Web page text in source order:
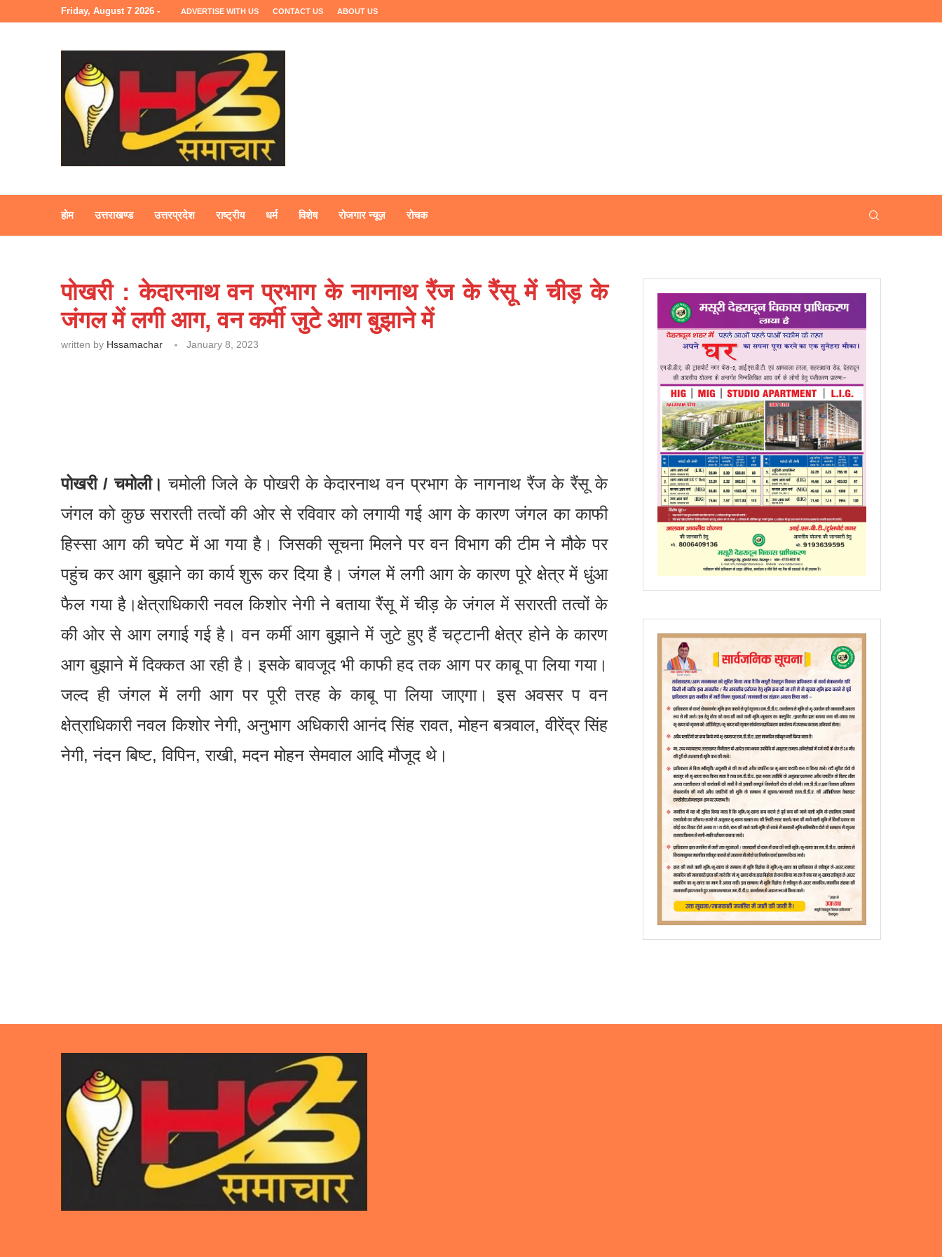
Friday, August 7 2026 - ADVERTISE WITH US CONTACT US ABOUT US
होम उत्तराखण्ड उत्तरप्रदेश राष्ट्रीय धर्म विशेष रोजगार न्यूज़ रोचक
पोखरी : केदारनाथ वन प्रभाग के नागनाथ रैंज के रैंसू में चीड़ के
जंगल में लगी आग, वन कर्मी जुटेे आग बुझाने में
written by Hssamachar January 8, 2023
पोखरी / चमोली। चमोली जिले के पोखरी के केदारनाथ वन प्रभाग के नागनाथ रैंज के रैंसू के
जंगल को कुछ सरारती तत्वों की ओर से रविवार को लगायी गई आग के कारण जंगल का काफी
हिस्सा आग की चपेट में आ गया है। जिसकी सूचना मिलने पर वन विभाग की टीम ने मौके पर
पहुंच कर आग बुझाने का कार्य शुरू कर दिया है। जंगल में लगी आग के कारण पूरे क्षेत्र में धुंआ
फैल गया है।क्षेत्राधिकारी नवल किशोर नेगी ने बताया रैंसू में चीड़ के जंगल में सरारती तत्वों के
की ओर से आग लगाई गई है। वन कर्मी आग बुझाने में जुटे हुए हैं चट्टानी क्षेत्र होने के कारण
आग बुझाने में दिक्कत आ रही है। इसके बावजूद भी काफी हद तक आग पर काबू पा लिया गया।
जल्द ही जंगल में लगी आग पर पूरी तरह के काबू पा लिया जाएगा। इस अवसर प वन
क्षेत्राधिकारी नवल किशोर नेगी, अनुभाग अधिकारी आनंद सिंह रावत, मोहन बत्र्वाल, वीरेंद्र सिंह
नेगी, नंदन बिष्ट, विपिन, राखी, मदन मोहन सेमवाल आदि मौजूद थे।